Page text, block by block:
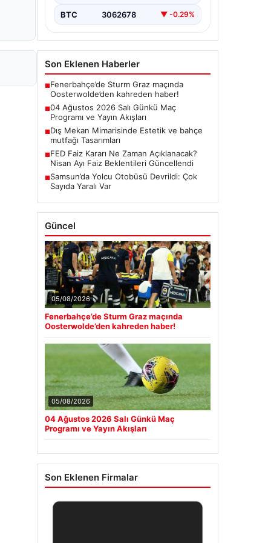
BTC 3062678 ▼ -0.29%
Son Eklenen Haberler
■Fenerbahçe’de Sturm Graz maçında
Oosterwolde’den kahreden haber!
■04 Ağustos 2026 Salı Günkü Maç
Programı ve Yayın Akışları
■Dış Mekan Mimarisinde Estetik ve bahçe
mutfağı Tasarımları
■FED Faiz Kararı Ne Zaman Açıklanacak?
Nisan Ayı Faiz Beklentileri Güncellendi
■Samsun’da Yolcu Otobüsü Devrildi: Çok
Sayıda Yaralı Var
Güncel
05/08/2026
Fenerbahçe’de Sturm Graz maçında
Oosterwolde’den kahreden haber!
05/08/2026
04 Ağustos 2026 Salı Günkü Maç
Programı ve Yayın Akışları
Son Eklenen Firmalar